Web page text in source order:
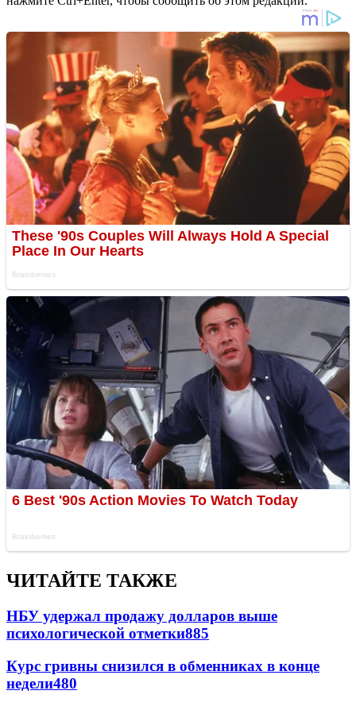
ЧИТАЙТЕ ТАКЖЕ
НБУ удержал продажу долларов выше
психологической отметки885
Курс гривны снизился в обменниках в конце
недели480